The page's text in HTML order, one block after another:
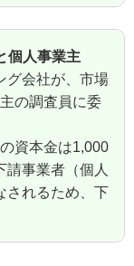
個人事業主
グ会社が、市場
の調査員に委
資本金は1,000
事業者（個人
されるため、下